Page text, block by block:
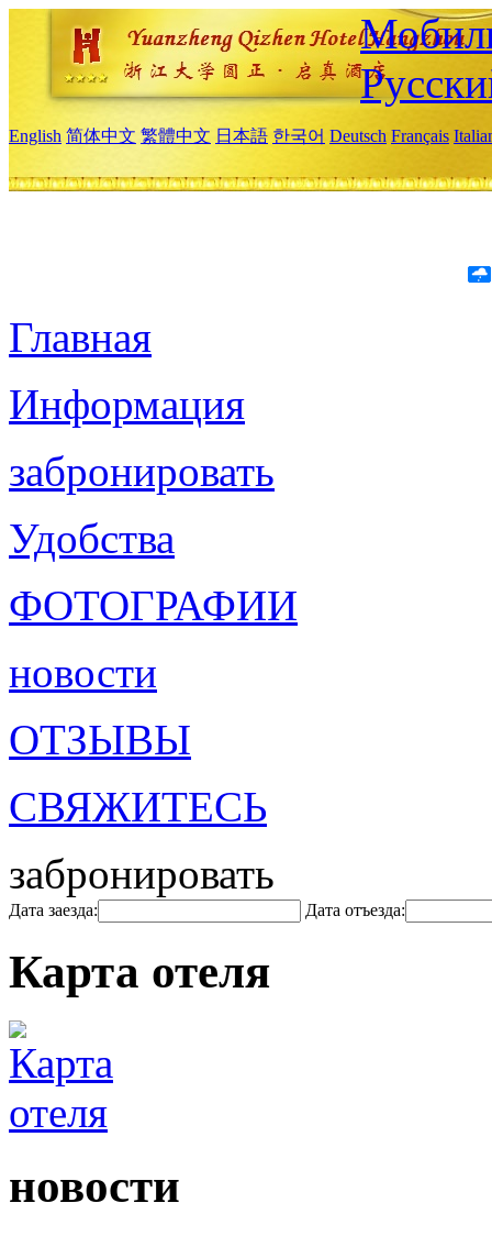
English 简体中文 繁體中文 日本語 한국어 Deutsch Français
Главная
Информация
забронировать
Удобства
ФОТОГРАФИИ
новости
ОТЗЫВЫ
СВЯЖИТЕСЬ
забронировать
Дата заезда: Дата отъезда:
Карта отеля
новости